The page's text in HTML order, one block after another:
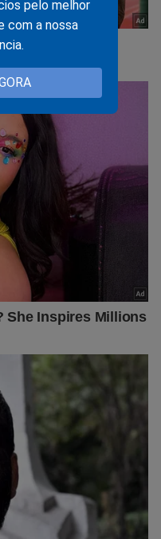
pelo melhor
com a nossa